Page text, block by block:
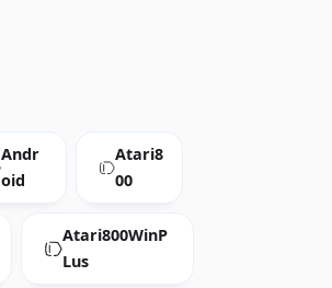
Andr
oid
Atari8
00
Atari800WinP
Lus